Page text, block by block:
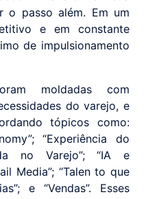
o passo além. Em um
e em constante
de impulsionamento
moldadas com
do varejo, e
tópicos como:
“Experiência do
no Varejo”; “IA e
Media”; “Talen to que
e “Vendas”. Esses